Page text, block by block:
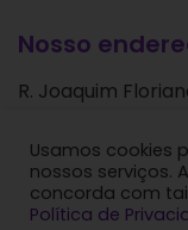
Nosso
R. Joaquim
São Paulo - SP
CEP: 04534-004
Usamos cookies
nossos serviços.
concorda com
Política de